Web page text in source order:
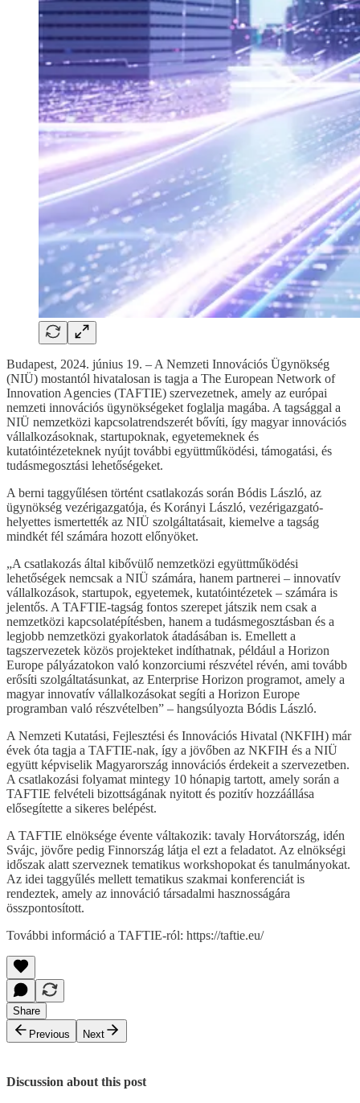
Budapest, 2024. június 19. – A Nemzeti Innovációs Ügynökség
(NIÜ) mostantól hivatalosan is tagja a The European Network of
Innovation Agencies (TAFTIE) szervezetnek, amely az európai
nemzeti innovációs ügynökségeket foglalja magába. A tagsággal a
NIÜ nemzetközi kapcsolatrendszerét bővíti, így magyar innovációs
vállalkozásoknak, startupoknak, egyetemeknek és
kutatóintézeteknek nyújt további együttműködési, támogatási, és
tudásmegosztási lehetőségeket.
A berni taggyűlésen történt csatlakozás során Bódis László, az
ügynökség vezérigazgatója, és Korányi László, vezérigazgató-
helyettes ismertették az NIÜ szolgáltatásait, kiemelve a tagság
mindkét fél számára hozott előnyöket.
„A csatlakozás által kibővülő nemzetközi együttműködési
lehetőségek nemcsak a NIÜ számára, hanem partnerei – innovatív
vállalkozások, startupok, egyetemek, kutatóintézetek – számára is
jelentős. A TAFTIE-tagság fontos szerepet játszik nem csak a
nemzetközi kapcsolatépítésben, hanem a tudásmegosztásban és a
legjobb nemzetközi gyakorlatok átadásában is. Emellett a
tagszervezetek közös projekteket indíthatnak, például a Horizon
Europe pályázatokon való konzorciumi részvétel révén, ami tovább
erősíti szolgáltatásunkat, az Enterprise Horizon programot, amely a
magyar innovatív vállalkozásokat segíti a Horizon Europe
programban való részvételben” – hangsúlyozta Bódis László.
A Nemzeti Kutatási, Fejlesztési és Innovációs Hivatal (NKFIH) már
évek óta tagja a TAFTIE-nak, így a jövőben az NKFIH és a NIÜ
együtt képviselik Magyarország innovációs érdekeit a szervezetben.
A csatlakozási folyamat mintegy 10 hónapig tartott, amely során a
TAFTIE felvételi bizottságának nyitott és pozitív hozzáállása
elősegítette a sikeres belépést.
A TAFTIE elnöksége évente váltakozik: tavaly Horvátország, idén
Svájc, jövőre pedig Finnország látja el ezt a feladatot. Az elnökségi
időszak alatt szerveznek tematikus workshopokat és tanulmányokat.
Az idei taggyűlés mellett tematikus szakmai konferenciát is
rendeztek, amely az innováció társadalmi hasznosságára
összpontosított.
További információ a TAFTIE-ról: https://taftie.eu/
Share
Previous
Next
Discussion about this post